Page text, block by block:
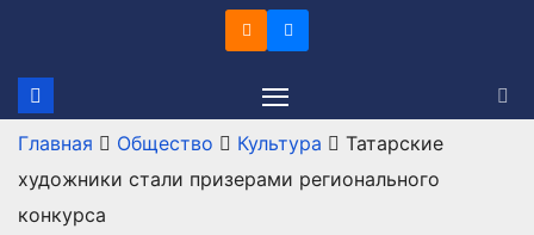
содержимому
Главная Общество Культура
Татарские
художники стали призерами регионального
конкурса